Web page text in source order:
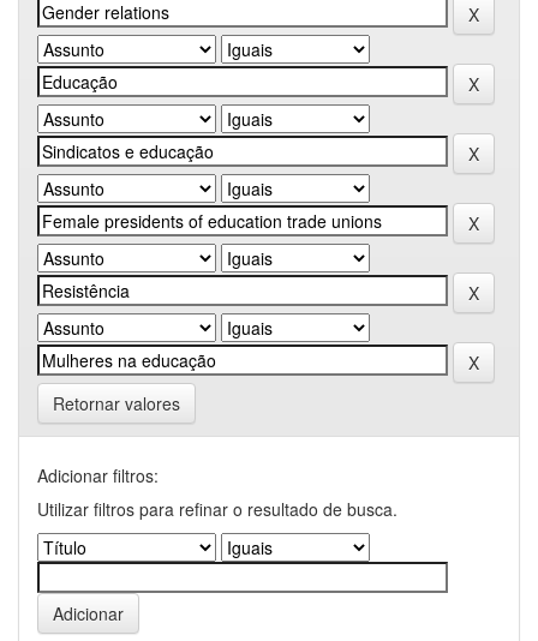
Retornar valores
Adicionar filtros:
Utilizar filtros para refinar o resultado de busca.